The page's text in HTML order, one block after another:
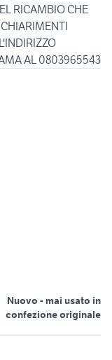
RICAMBIO CHE
AL 0803965543
Nuovo - mai usato in
confezione originale